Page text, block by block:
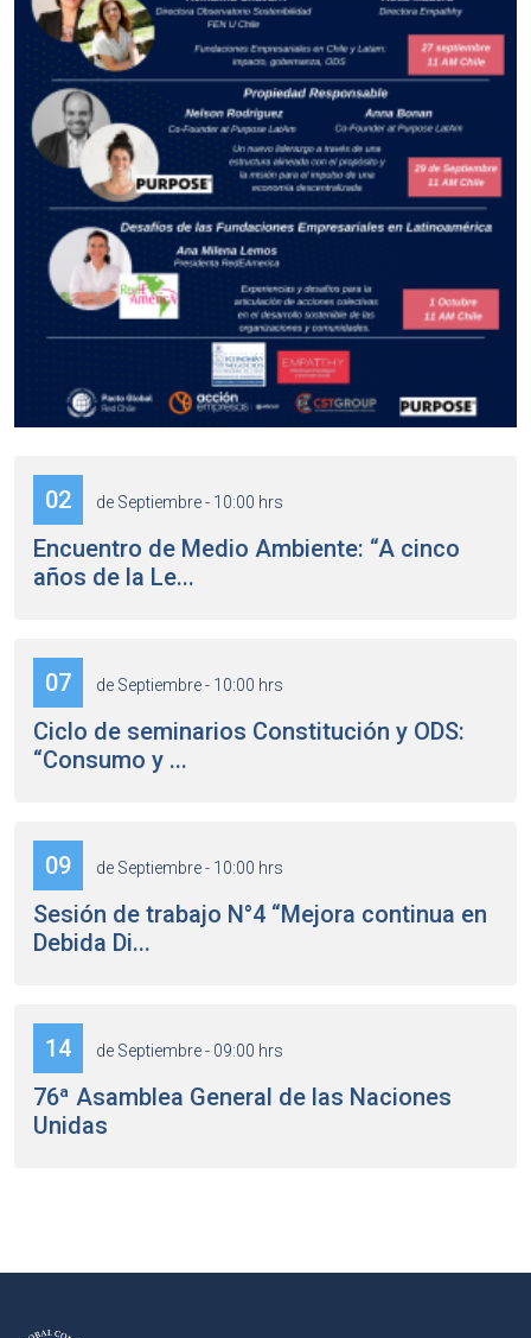
02 de Septiembre - 10:00 hrs
Encuentro de Medio Ambiente: “A cinco
años de la Le...
07 de Septiembre - 10:00 hrs
Ciclo de seminarios Constitución y ODS:
“Consumo y ...
09 de Septiembre - 10:00 hrs
Sesión de trabajo N°4 “Mejora continua en
Debida Di...
14 de Septiembre - 09:00 hrs
76ª Asamblea General de las Naciones
Unidas